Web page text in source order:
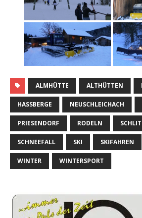
ALMHÜTTE ALTHÜTTEN
HASSBERGE NEUSCHLEICHACH
PRIESENDORF RODELN
SCHNEEFALL SKI SKIFAHREN
WINTER WINTERSPORT